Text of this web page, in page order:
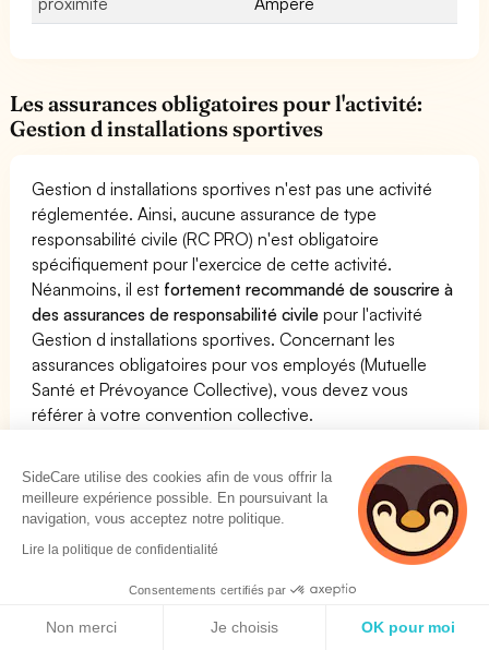
Les assurances obligatoires pour l'activité:
Gestion d installations sportives
Gestion d installations sportives n'est pas une activité
réglementée. Ainsi, aucune assurance de type
responsabilité civile (RC PRO) n'est obligatoire
spécifiquement pour l'exercice de cette activité.
Néanmoins, il est fortement recommandé de souscrire à
des assurances de responsabilité civile pour l'activité
Gestion d installations sportives. Concernant les
assurances obligatoires pour vos employés (Mutuelle
Santé et Prévoyance Collective), vous devez vous
référer à votre convention collective.
Comparez les produits et assurances les plus
pertinents pour l'activité Gestion d installations
sportives
SideCare utilise des cookies afin de vous offrir la
meilleure expérience possible. En poursuivant la
navigation, vous acceptez notre politique.
Lire la politique de confidentialité
Consentements certifiés par
Non merci Je choisis OK pour moi